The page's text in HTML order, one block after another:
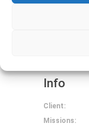
Info
Client:
Missions: